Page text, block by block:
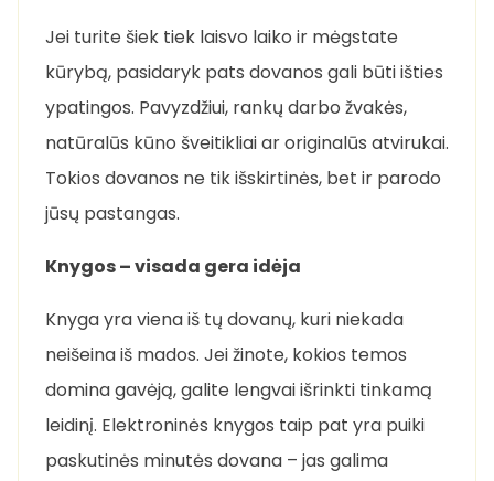
Jei turite šiek tiek laisvo laiko ir mėgstate
kūrybą, pasidaryk pats dovanos gali būti išties
ypatingos. Pavyzdžiui, rankų darbo žvakės,
natūralūs kūno šveitikliai ar originalūs atvirukai.
Tokios dovanos ne tik išskirtinės, bet ir parodo
jūsų pastangas.
Knygos – visada gera idėja
Knyga yra viena iš tų dovanų, kuri niekada
neišeina iš mados. Jei žinote, kokios temos
domina gavėją, galite lengvai išrinkti tinkamą
leidinį. Elektroninės knygos taip pat yra puiki
paskutinės minutės dovana – jas galima